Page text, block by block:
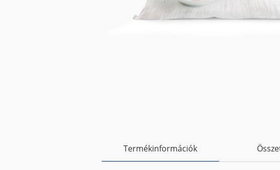
Termékinformációk